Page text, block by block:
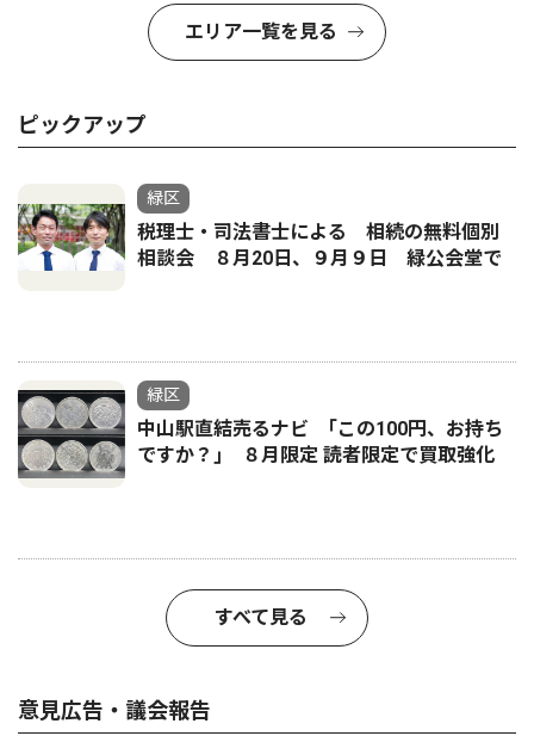
エリア一覧を見る
ピックアップ
緑区
税理士・司法書士による 相続の無料個別
相談会 ８月20日、９月９日 緑公会堂で
緑区
中山駅直結売るナビ ｢この100円、お持ち
ですか？｣ ８月限定 読者限定で買取強化
すべて見る
意見広告・議会報告